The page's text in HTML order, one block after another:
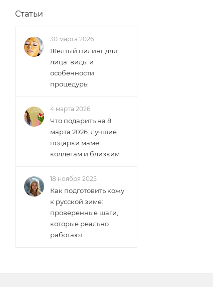
Статьи
30 марта 2026
Желтый пилинг для
лица: виды и
особенности
процедуры
4 марта 2026
Что подарить на 8
марта 2026: лучшие
подарки маме,
коллегам и близким
18 ноября 2025
Как подготовить кожу
к русской зиме:
проверенные шаги,
которые реально
работают